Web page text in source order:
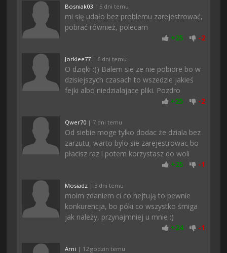
Bosniak03 | 5 dni temu
mi się udało bez problemu zarejestrować,
pobrać również, polecam
+25 -2
Jorklee77 | 6 dni temu
O dzięki :)) Balem sie ze nie pobiore bo w
dzisiejszych czasach to wszedzie jakieś
fejki albo niedzialajace pliki. Pozdro
+25 -2
Qwer70 | 7 dni temu
Od siebie moge tylko dodac że dziala bez
zarzutu, warto bylo sie zarejestrowac bo
płacisz raz i potem korzystasz do woli
+25 -1
Mosiadz | 3 dni temu
moim zdaniem ci co hejtują to pewnie
konkurencja, bo póki co wszystko śmiga
jak należy, przynajmniej u mnie :)
+24 -1
Arni | 12 godzin temu